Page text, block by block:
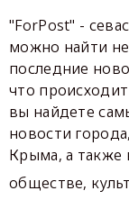
"ForPost" -
можно найти
последние
что
вы найдете
новости
Крыма, а также
обществе,